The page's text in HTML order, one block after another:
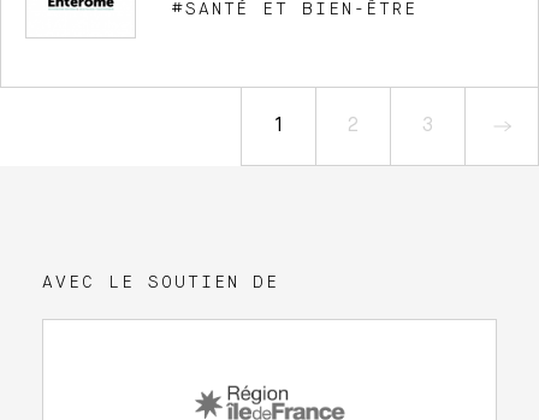
#SANTÉ ET BIEN-ÊTRE
médicaments destinés à prendre en charge les
maladies liées aux dérèglements du microbiote
1 2 3
AVEC LE SOUTIEN DE